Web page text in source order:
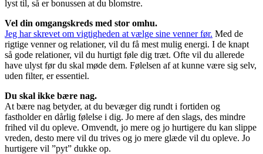
lyst til, så er bonussen at du blomstre.
Vel din omgangskreds med stor omhu.
Jeg har skrevet om vigtigheden at vælge sine venner før. Med de
rigtige venner og relationer, vil du få mest mulig energi. I de knapt
så gode relationer, vil du hurtigt føle dig træt. Ofte vil du allerede
have ulyst før du skal møde dem. Følelsen af at kunne være sig selv,
uden filter, er essentiel.
Du skal ikke bære nag.
At bære nag betyder, at du bevæger dig rundt i fortiden og
fastholder en dårlig følelse i dig. Jo mere af den slags, des mindre
frihed vil du opleve. Omvendt, jo mere og jo hurtigere du kan slippe
vreden, desto mere vil du trives og jo mere glæde vil du opleve. Jo
hurtigere vil ”pyt” dukke op.